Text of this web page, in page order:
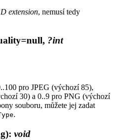
extension, nemusí tedy
?int
pro JPEG (výchozí 85),
30) a 0..9 pro PNG (výchozí
souboru, můžete jej zadat
.
: void